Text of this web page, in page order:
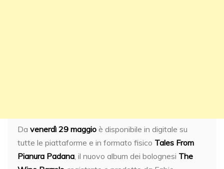
Da venerdì 29 maggio è disponibile in digitale su
tutte le piattaforme e in formato fisico Tales From
Pianura Padana , il nuovo album dei bolognesi The